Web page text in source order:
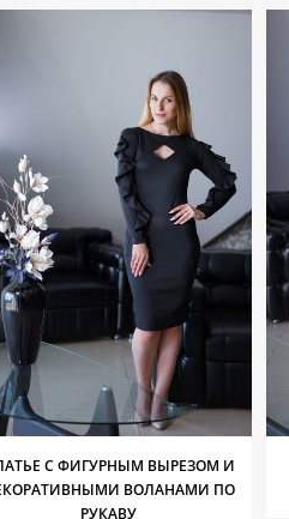
С ФИГУРНЫМ ВЫРЕЗОМ И
ВОЛАНАМИ ПО
РУКАВУ